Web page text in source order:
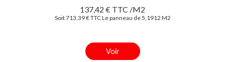
137,42 € TTC /M2
Soit 713,39 € TTC Le panneau de 5,1912 M2
Voir